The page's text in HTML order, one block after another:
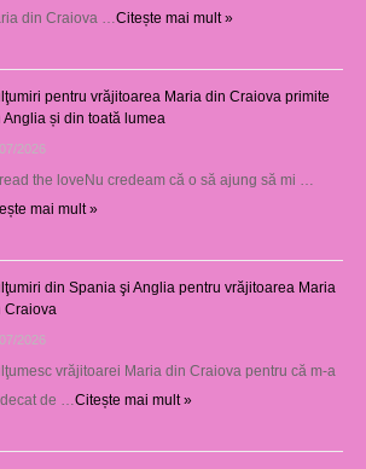
din Craiova …Citește mai mult »
pentru vrăjitoarea Maria din Craiova primite
Anglia și din toată lumea
2026
the loveNu credeam că o să ajung să mi …
mai mult »
din Spania şi Anglia pentru vrăjitoarea Maria
Craiova
2026
vrăjitoarei Maria din Craiova pentru că m-a
de …Citește mai mult »